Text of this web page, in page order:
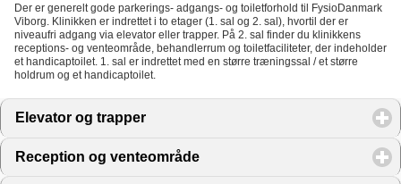
Der er generelt gode parkerings- adgangs- og toiletforhold til FysioDanmark
Viborg. Klinikken er indrettet i to etager (1. sal og 2. sal), hvortil der er
niveaufri adgang via elevator eller trapper. På 2. sal finder du klinikkens
receptions- og venteområde, behandlerrum og toiletfaciliteter, der indeholder
et handicaptoilet. 1. sal er indrettet med en større træningssal / et større
holdrum og et handicaptoilet.
Elevator og trapper
Reception og venteområde